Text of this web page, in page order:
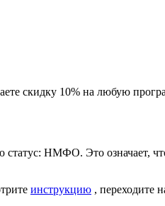
скидку 10% на любую
НМФО. Это означает,
инструкцию , переходите